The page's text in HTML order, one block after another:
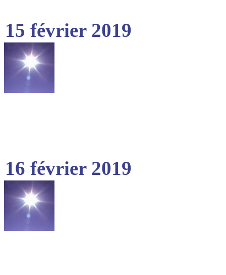
15 février 2019
16 février 2019